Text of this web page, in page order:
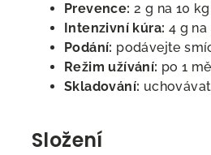
Prevence: 2 g na 10
Intenzivní kúra: 4 g
Podání: podávejte
Režim užívání: po 1
Skladování:
Složení